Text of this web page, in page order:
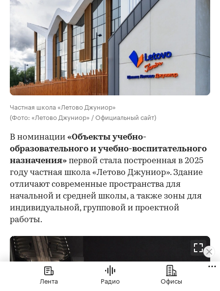
Частная школа «Летово Джуниор»
(Фото: «Летово Джуниор» / Официальный сайт)
В номинации «Объекты учебно-
образовательного и учебно-воспитательного
назначения» первой стала построенная в 2025
году частная школа «Летово Джуниор». Здание
отличают современные пространства для
начальной и средней школы, а также зоны для
индивидуальной, групповой и проектной
работы.
Лента Радио Офисы